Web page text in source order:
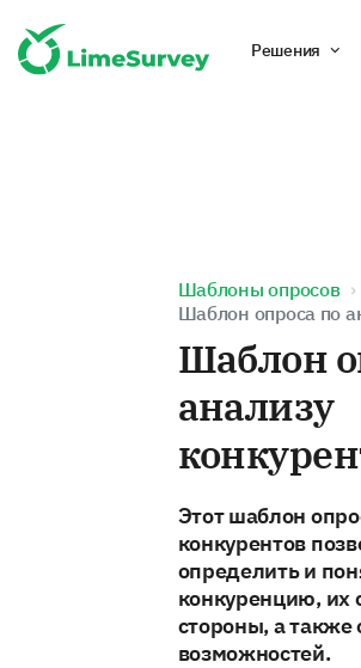
Решения
Шаблоны опросов
Шаблон опроса по
Шаблон
анализу
Этот шаблон
конкурентов
определить и
конкуренцию, их
стороны, а также
возможностей.